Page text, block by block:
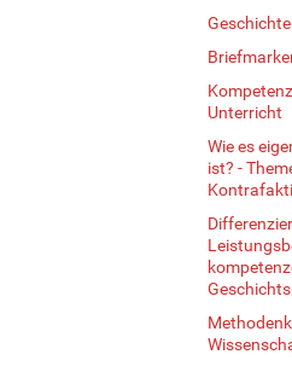
Unterricht
Wie es
ist? -